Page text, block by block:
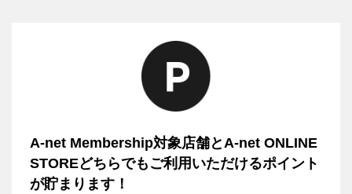
A-net Membership対象店舗とA-net ONLINE
STOREどちらでもご利用いただけるポイント
が貯まります！